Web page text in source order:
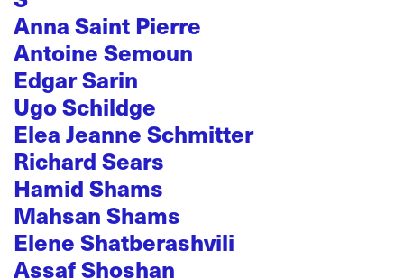
Anna Saint Pierre
Antoine Semoun
Edgar Sarin
Ugo Schildge
Elea Jeanne Schmitter
Richard Sears
Hamid Shams
Mahsan Shams
Elene Shatberashvili
Assaf Shoshan